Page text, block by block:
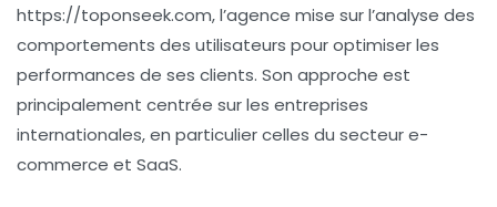
https://toponseek.com, l’agence mise sur l’analyse des
comportements des utilisateurs pour optimiser les
performances de ses clients. Son approche est
principalement centrée sur les entreprises
internationales, en particulier celles du secteure-
commerce et SaaS.